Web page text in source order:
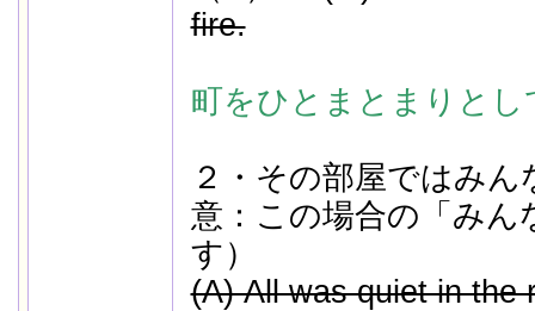
fire.
町をひとまとまりと
２・その部屋ではみ
意：この場合の「みん
す）
(A) All was quiet in the